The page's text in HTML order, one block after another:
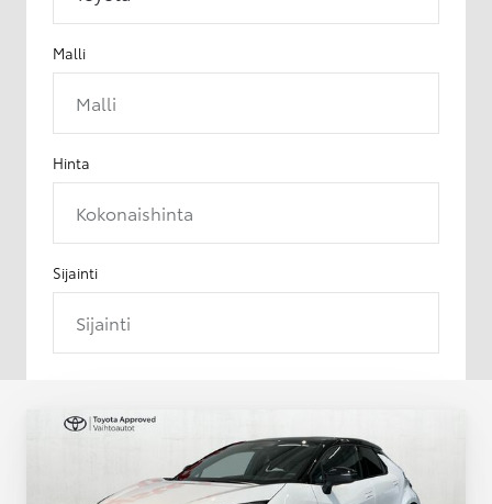
Malli
Malli
Hinta
Kokonaishinta
Sijainti
Sijainti